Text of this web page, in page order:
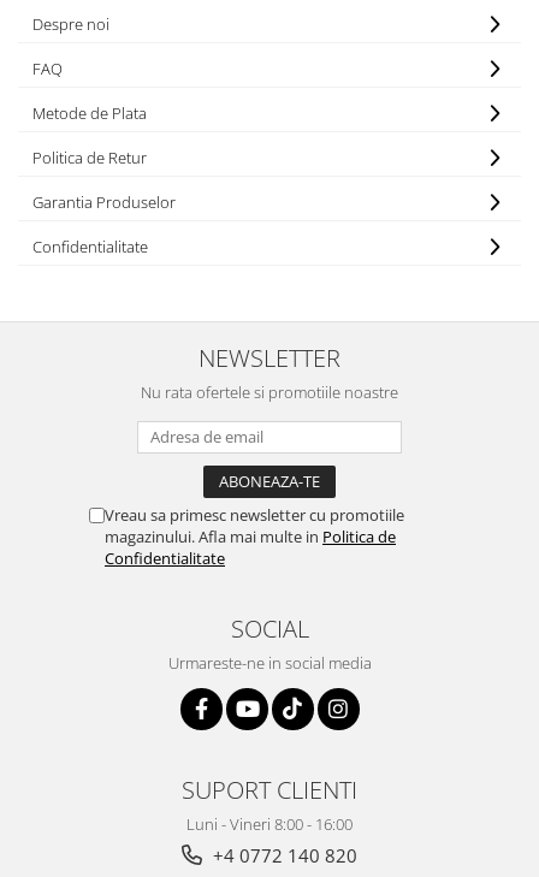
Despre noi
FAQ
Metode de Plata
Politica de Retur
Garantia Produselor
Confidentialitate
NEWSLETTER
Nu rata ofertele si promotiile noastre
Vreau sa primesc newsletter cu promotiile
magazinului. Afla mai multe in Politica de
Confidentialitate
SOCIAL
Urmareste-ne in social media
SUPORT CLIENTI
Luni - Vineri 8:00 - 16:00
+4 0772 140 820